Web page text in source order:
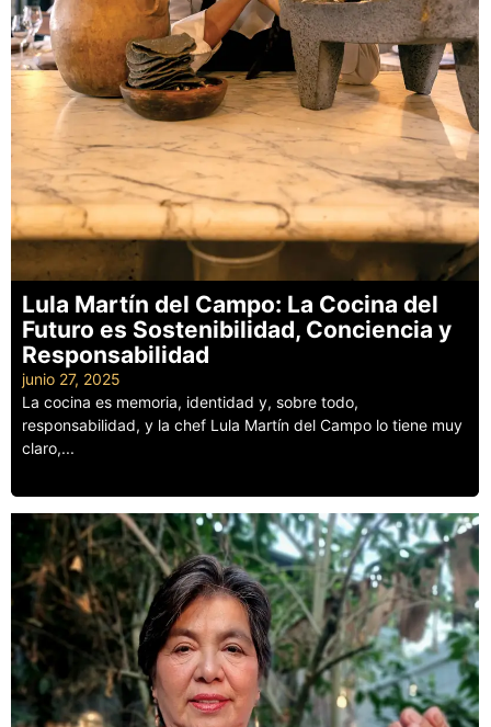
Lula Martín del Campo: La Cocina del
Futuro es Sostenibilidad, Conciencia y
Responsabilidad
junio 27, 2025
La cocina es memoria, identidad y, sobre todo,
responsabilidad, y la chef Lula Martín del Campo lo tiene muy
claro,...